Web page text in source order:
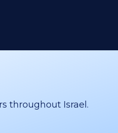
throughout Israel.